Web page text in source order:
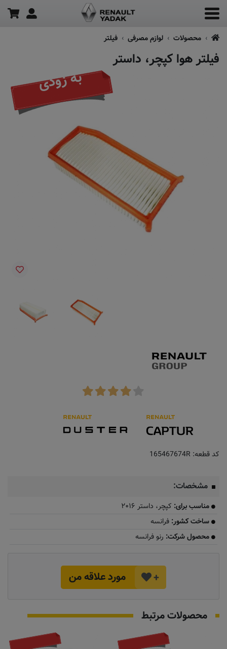
محصولات لوازم مصرفی فیلتر
فیلتر هوا کپچر، داستر
به زودی
کد قطعه: 165467674R
مشخصات:
مناسب برای: کپچر، داستر ۲۰۱۶
ساخت کشور: فرانسه
محصول شرکت: رنو فرانسه
+ مورد علاقه من
محصولات مرتبط
به زودی به زودی